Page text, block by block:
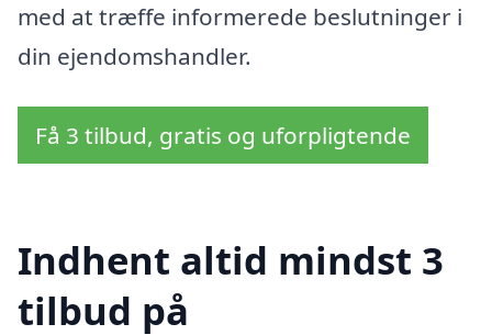
med at træffe informerede beslutninger i
din ejendomshandler.
Få 3 tilbud, gratis og uforpligtende
Indhent altid mindst 3
tilbud på